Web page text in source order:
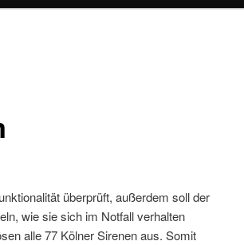
überprüft, außerdem soll der
wie sie sich im Notfall verhalten
alle 77 Kölner Sirenen aus. Somit